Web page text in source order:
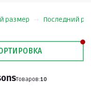
размер Последний
Товаров:10